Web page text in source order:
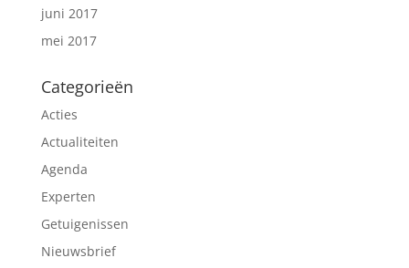
juni 2017
mei 2017
Categorieën
Acties
Actualiteiten
Agenda
Experten
Getuigenissen
Nieuwsbrief